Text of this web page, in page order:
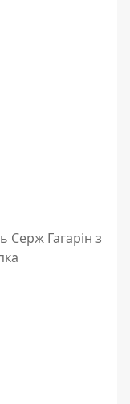
Серж Гагарін з